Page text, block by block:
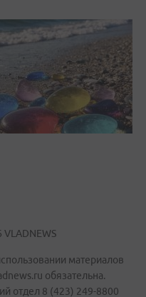
материалов
обязательна.
отдел 8 (423) 249-8800